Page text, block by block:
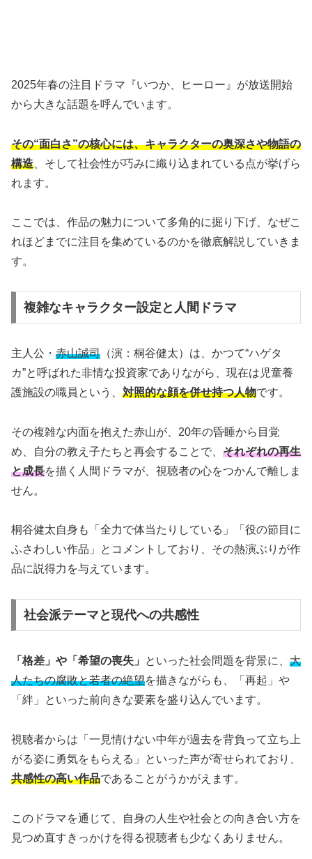
2025年春の注目ドラマ『いつか、ヒーロー』が放送開始
から大きな話題を呼んでいます。
その“面白さ”の核心には、キャラクターの奥深さや物語の
構造 、そして社会性が巧みに織り込まれている点が挙げら
れます。
ここでは、作品の魅力について多角的に掘り下げ、なぜこ
れほどまでに注目を集めているのかを徹底解説していきま
す。
複雑なキャラクター設定と人間ドラマ
主人公・ 赤山誠司 （演：桐谷健太）は、かつて“ハゲタ
カ”と呼ばれた非情な投資家でありながら、現在は児童養
護施設の職員という、 対照的な顔を併せ持つ人物です。
その複雑な内面を抱えた赤山が、20年の昏睡から目覚
め、自分の教え子たちと再会することで、 それぞれの再生
と成長を描く人間ドラマが、視聴者の心をつかんで離しま
せん。
桐谷健太自身も「全力で体当たりしている」「役の節目に
ふさわしい作品」とコメントしており、その熱演ぶりが作
品に説得力を与えています。
社会派テーマと現代への共感性
「格差」や「希望の喪失」 といった社会問題を背景に、 大
人たちの腐敗と若者の絶望を描きながらも、「再起」や
「絆」といった前向きな要素を盛り込んでいます。
視聴者からは「一見情けない中年が過去を背負って立ち上
がる姿に勇気をもらえる」といった声が寄せられており、
共感性の高い作品であることがうかがえます。
このドラマを通じて、自身の人生や社会との向き合い方を
見つめ直すきっかけを得る視聴者も少なくありません。